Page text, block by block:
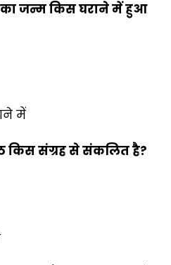
का जन्म किस घराने में हुआ
में
किस संग्रह से संकलित है?